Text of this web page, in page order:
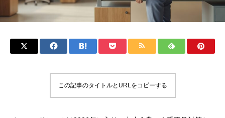
この記事のタイトルとURLをコピーする